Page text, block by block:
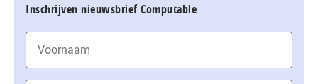
Inschrijven nieuwsbrief Computable